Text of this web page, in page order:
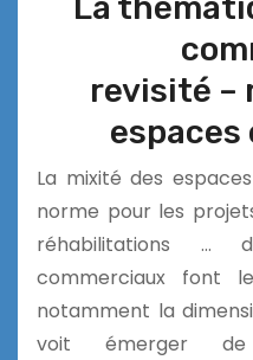
La
revisité –
espaces
La mixité des
norme pour les
réhabilitations …
commerciaux font
notamment la
voit émerger de